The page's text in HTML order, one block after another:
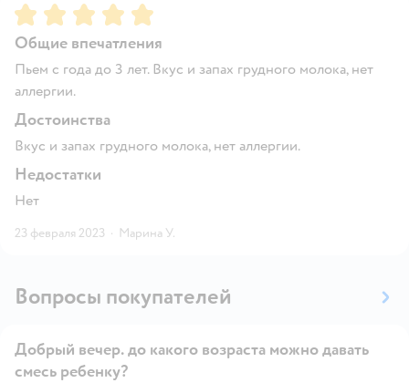
Рейтинг:5
Общие впечатления
Пьем с года до 3 лет. Вкус и запах грудного молока, нет
аллергии.
Достоинства
Вкус и запах грудного молока, нет аллергии.
Недостатки
Нет
23 февраля 2023 · Марина У.
Вопросы покупателей
Добрый вечер. до какого возраста можно давать
смесь ребенку?